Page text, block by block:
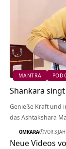
MANTRA
Shankara
Genieße Kraft und
das Ashtakshara
OMKARA VOR 3
Neue Videos